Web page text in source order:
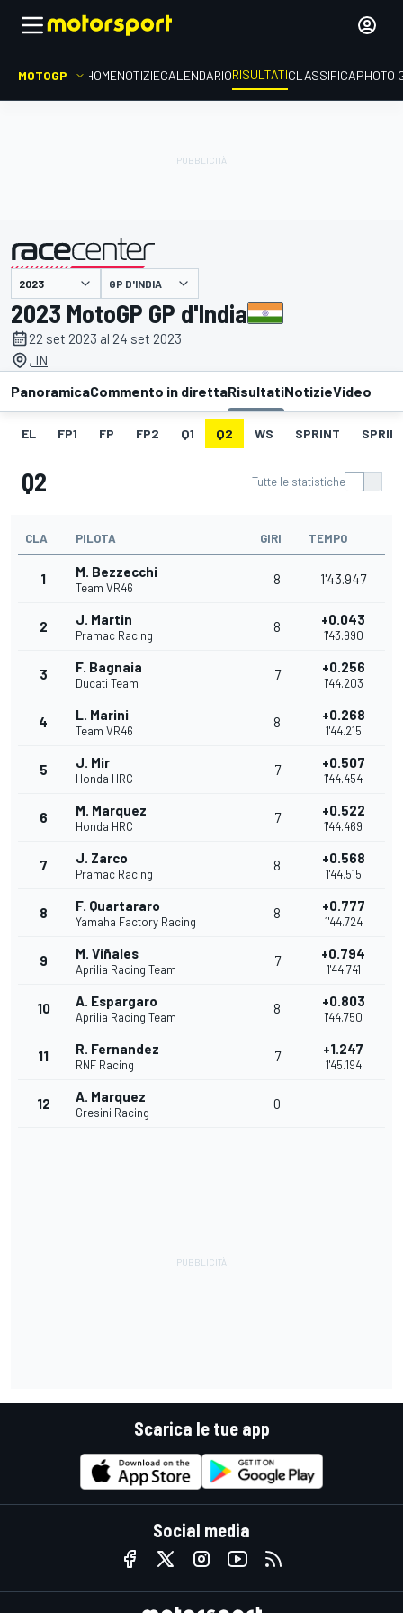
MOTOGP HOMENOTIZIECALENDARIORISULTATICLASSIFICAPHOTO
presentato da GP D'INDIA
2023 MotoGP GP d'India
22 set 2023 al 24 set 2023
, IN
PanoramicaCommento in direttaRisultatiNotizieVideo
EL FP1 FP FP2 Q1 Q2 WS SPRINT
Q2 Tutte le statistiche
CLA PILOTA GIRI TEMPO
1 M. Bezzecchi
Team VR46
8 1'43.947
2 J. Martin
Pramac Racing
8 +0.043
1'43.990
3 F. Bagnaia
Ducati Team
7 +0.256
1'44.203
4 L. Marini
Team VR46
8 +0.268
1'44.215
5 J. Mir
Honda HRC
7 +0.507
1'44.454
6 M. Marquez
Honda HRC
7 +0.522
1'44.469
7 J. Zarco
Pramac Racing
8 +0.568
1'44.515
8 F. Quartararo
Yamaha Factory Racing
8 +0.777
1'44.724
9 M. Viñales
Aprilia Racing Team
7 +0.794
1'44.741
10 A. Espargaro
Aprilia Racing Team
8 +0.803
1'44.750
11 R. Fernandez
RNF Racing
7 +1.247
1'45.194
12 A. Marquez
Gresini Racing
0
Scarica le tue app
Social media